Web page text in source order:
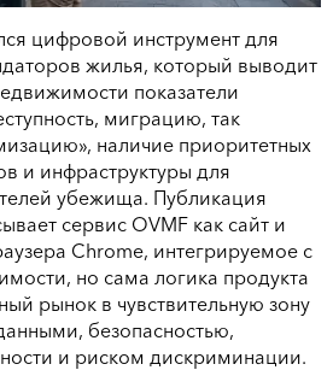
цифровой инструмент для
жилья, который выводит
показатели
миграцию, так
наличие приоритетных
и инфраструктуры для
убежища. Публикация
сервис OVMF как сайт и
Chrome, интегрируемое с
но сама логика продукта
рынок в чувствительную зону
безопасностью,
и риском дискриминации.